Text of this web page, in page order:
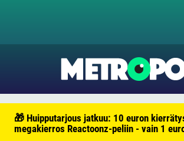
🎁 Huipputarjous jatkuu: 10 euron
megakierros Reactoonz-peliin - vain 1